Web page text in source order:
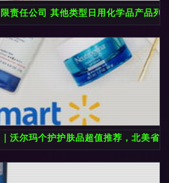
责任公司 其他类型日用化学品产品列
沃尔玛个护护肤品超值推荐，北美省